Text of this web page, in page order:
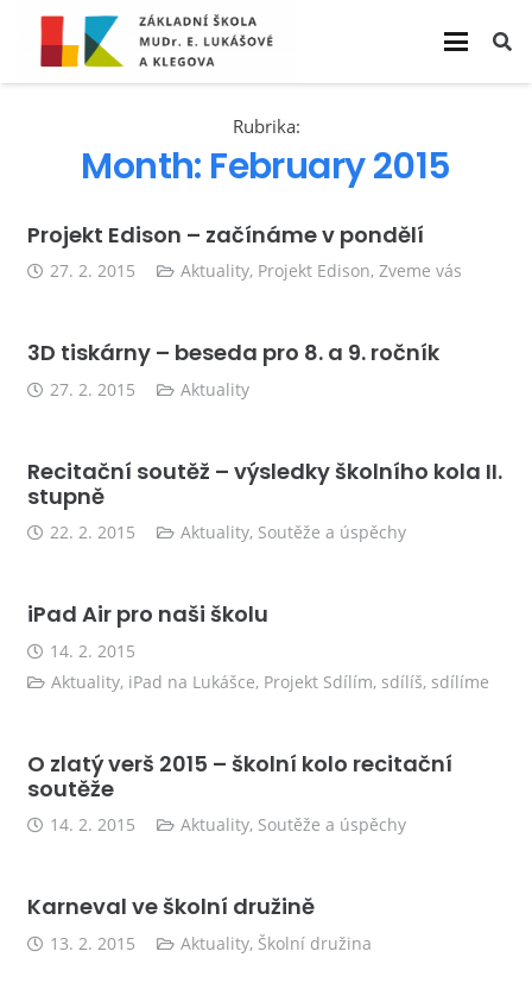
Rubrika:
Month: February 2015
Projekt Edison – začínáme v pondělí
27. 2. 2015 Aktuality, Projekt Edison,Zveme vás
3D tiskárny – beseda pro 8. a 9. ročník
27. 2. 2015 Aktuality
Recitační soutěž – výsledky školního kola II.
stupně
22. 2. 2015 Aktuality, Soutěže a úspěchy
iPad Air pro naši školu
14. 2. 2015
Aktuality, iPad na Lukášce, Projekt Sdílím, sdílíš, sdílíme
O zlatý verš 2015 – školní kolo recitační
soutěže
14. 2. 2015 Aktuality, Soutěže a úspěchy
Karneval ve školní družině
13. 2. 2015 Aktuality, Školní družina